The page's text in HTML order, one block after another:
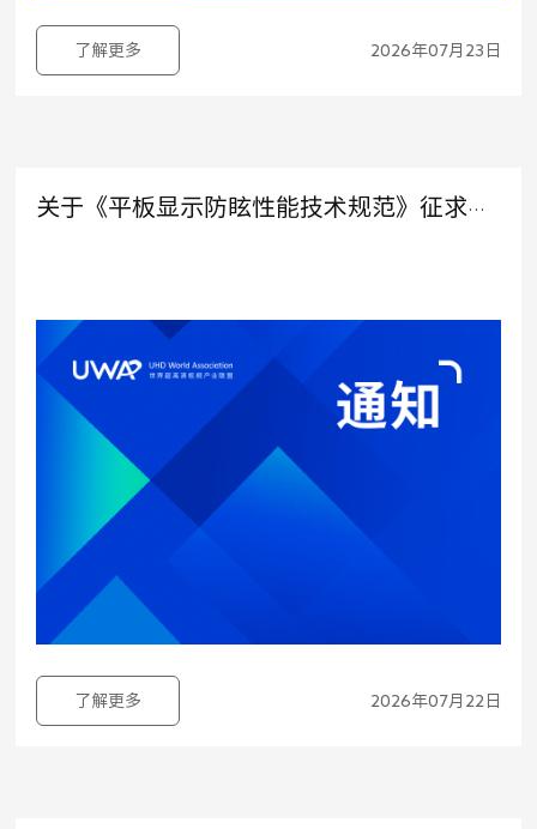
了解更多 2026年07月23日
关于《平板显示防眩性能技术规范》征求意见稿公示的通知
了解更多 2026年07月22日